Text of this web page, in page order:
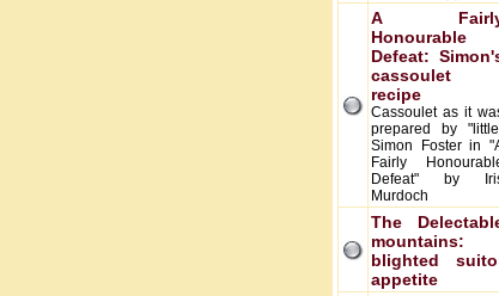
A
Honourable
Defeat:
cassoulet
recipe
Cassoulet as it
prepared by
Simon Foster in
Fairly
Defeat" by
Murdoch
The
mountains:
blighted
appetite